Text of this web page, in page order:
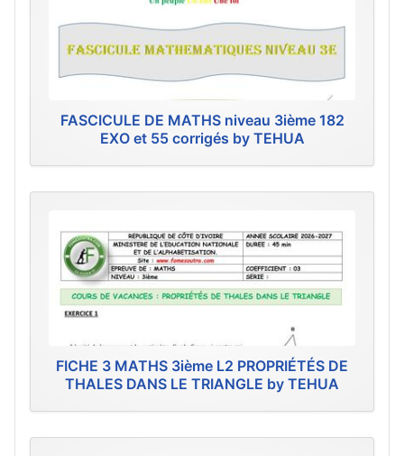
FASCICULE DE MATHS niveau 3ième 182
EXO et 55 corrigés by TEHUA
FICHE 3 MATHS 3ième L2 PROPRIÉTÉS DE
THALES DANS LE TRIANGLE by TEHUA